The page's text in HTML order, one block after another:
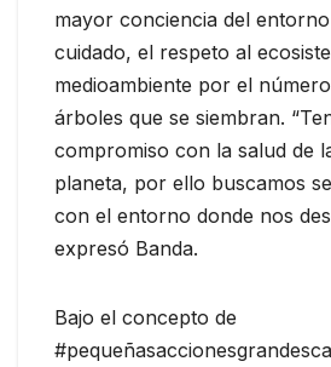
mayor conciencia del
cuidado, el respeto al
medioambiente por el
árboles que se siembran.
compromiso con la salud de
planeta, por ello buscamos
con el entorno donde nos
expresó Banda.
Bajo el concepto de